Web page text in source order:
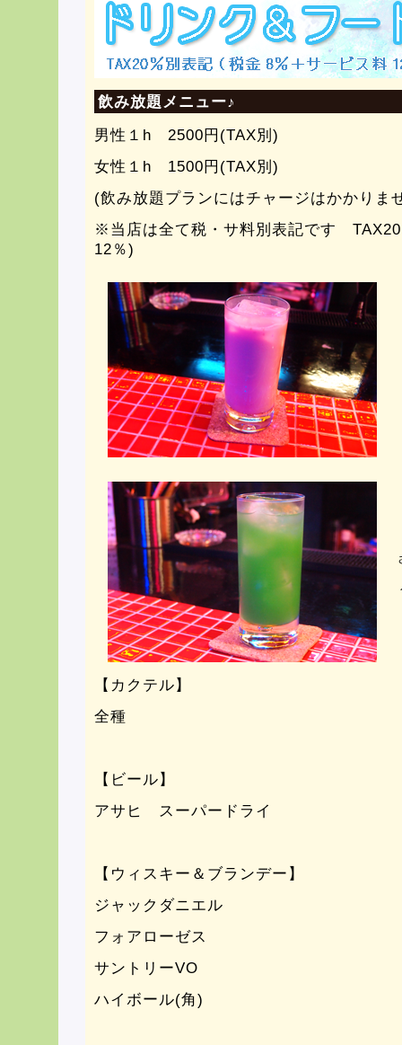
飲み放題メニュー♪
男性１h 2500円(TAX別)
女性１h 1500円(TAX別)
(飲み放題プランにはチャージはかかり
※当店は全て税・サ料別表記です
12％)
【カクテル】
全種
【ビール】
アサヒ スーパードライ
【ウィスキー＆ブランデー】
ジャックダニエル
フォアローゼス
サントリーVO
ハイボール(角)